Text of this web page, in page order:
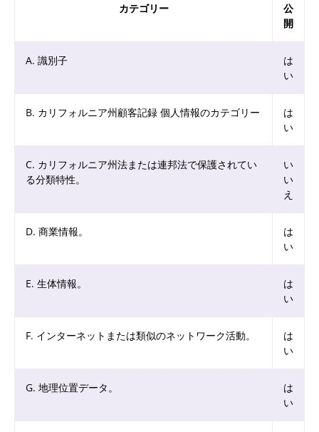
カテゴリー
公
開
A. 識別子
は
い
B. カリフォルニア州顧客記録 個人情報のカテゴリー
は
い
C. カリフォルニア州法または連邦法で保護されてい
る分類特性。
い
い
え
D. 商業情報。
は
い
E. 生体情報。
は
い
F. インターネットまたは類似のネットワーク活動。
は
い
G. 地理位置データ。
は
い